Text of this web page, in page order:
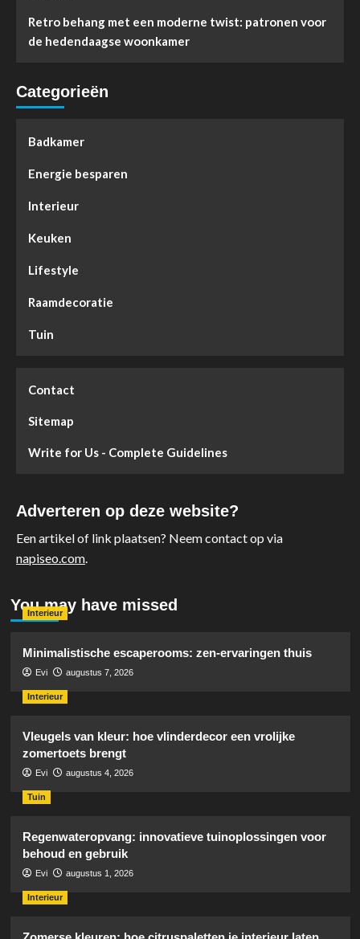
Retro behang met een moderne twist: patronen voor
de hedendaagse woonkamer
Categorieën
Badkamer
Energie besparen
Interieur
Keuken
Lifestyle
Raamdecoratie
Tuin
Contact
Sitemap
Write for Us - Complete Guidelines
Adverteren op deze website?
Een artikel of link plaatsen? Neem contact op via
napiseo.com.
You may have missed
Interieur
Minimalistische escaperooms: zen-ervaringen thuis
Evi augustus 7, 2026
Interieur
Vleugels van kleur: hoe vlinderdecor een vrolijke
zomertoets brengt
Evi augustus 4, 2026
Tuin
Regenwateropvang: innovatieve tuinoplossingen voor
behoud en gebruik
Evi augustus 1, 2026
Interieur